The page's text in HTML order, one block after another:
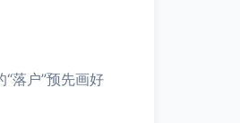
落户”预先画好